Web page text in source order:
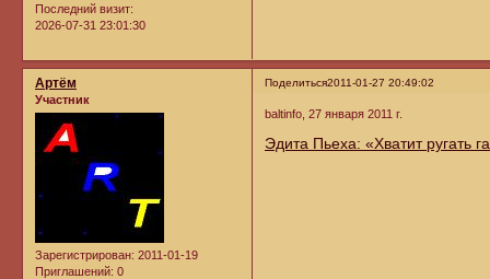
Последний визит:
2026-07-31 23:01:30
Поделиться2011-01-27 20:49:02
Артём
Участник
Зарегистрирован: 2011-01-19
Приглашений: 0
baltinfo, 27 января 2011 г.
Эдита Пьеха: «Хватит ругать